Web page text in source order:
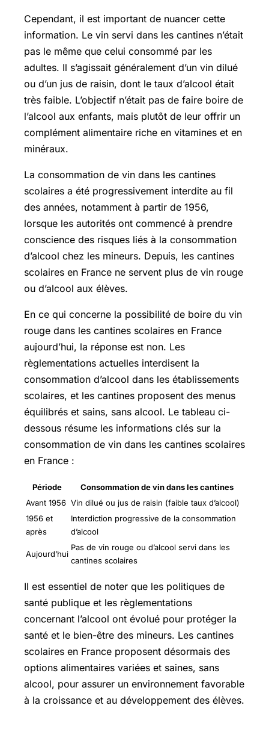
Cependant, il est important de nuancer cette
information. Le vin servi dans les cantines n’était
pas le même que celui consommé par les
adultes. Il s’agissait généralement d’un vin dilué
ou d’un jus de raisin, dont le taux d’alcool était
très faible. L’objectif n’était pas de faire boire de
l’alcool aux enfants, mais plutôt de leur offrir un
complément alimentaire riche en vitamines et en
minéraux.
La consommation de vin dans les cantines
scolaires a été progressivement interdite au fil
des années, notamment à partir de 1956,
lorsque les autorités ont commencé à prendre
conscience des risques liés à la consommation
d’alcool chez les mineurs. Depuis, les cantines
scolaires en France ne servent plus de vin rouge
ou d’alcool aux élèves.
En ce qui concerne la possibilité de boire du vin
rouge dans les cantines scolaires en France
aujourd’hui, la réponse est non. Les
règlementations actuelles interdisent la
consommation d’alcool dans les établissements
scolaires, et les cantines proposent des menus
équilibrés et sains, sans alcool. Le tableau ci-
dessous résume les informations clés sur la
consommation de vin dans les cantines scolaires
en France :
Période
Consommation de vin dans les cantines
Avant 1956 Vin dilué ou jus de raisin (faible taux d’alcool)
1956 et
après
Interdiction progressive de la consommation
d’alcool
Aujourd’hui
Pas de vin rouge ou d’alcool servi dans les
cantines scolaires
Il est essentiel de noter que les politiques de
santé publique et les règlementations
concernant l’alcool ont évolué pour protéger la
santé et le bien-être des mineurs. Les cantines
scolaires en France proposent désormais des
options alimentaires variées et saines, sans
alcool, pour assurer un environnement favorable
à la croissance et au développement des élèves.